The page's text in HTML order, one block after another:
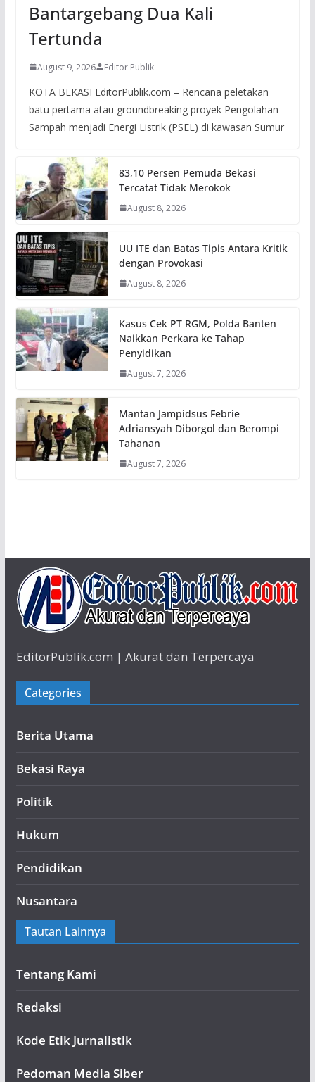
Bantargebang Dua Kali
Tertunda
August 9, 2026 Editor Publik
KOTA BEKASI EditorPublik.com – Rencana peletakan
batu pertama atau groundbreaking proyek Pengolahan
Sampah menjadi Energi Listrik (PSEL) di kawasan Sumur
83,10 Persen Pemuda Bekasi
Tercatat Tidak Merokok
August 8, 2026
UU ITE dan Batas Tipis Antara Kritik
dengan Provokasi
August 8, 2026
Kasus Cek PT RGM, Polda Banten
Naikkan Perkara ke Tahap
Penyidikan
August 7, 2026
Mantan Jampidsus Febrie
Adriansyah Diborgol dan Berompi
Tahanan
August 7, 2026
EditorPublik.com | Akurat dan Terpercaya
Categories
Berita Utama
Bekasi Raya
Politik
Hukum
Pendidikan
Nusantara
Tautan Lainnya
Tentang Kami
Redaksi
Kode Etik Jurnalistik
Pedoman Media Siber